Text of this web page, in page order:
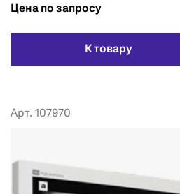
Цена по запросу
К товару
Арт. 107970